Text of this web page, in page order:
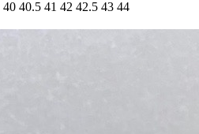
40.5 41 42 42.5 43 44